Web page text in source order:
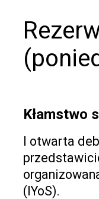
Kłamstwo
I otwarta
(IYoS).